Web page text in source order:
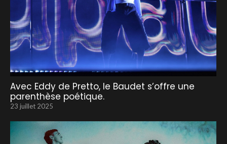
Avec Eddy de Pretto, le Baudet s’offre une
parenthèse poétique.
23 juillet 2025